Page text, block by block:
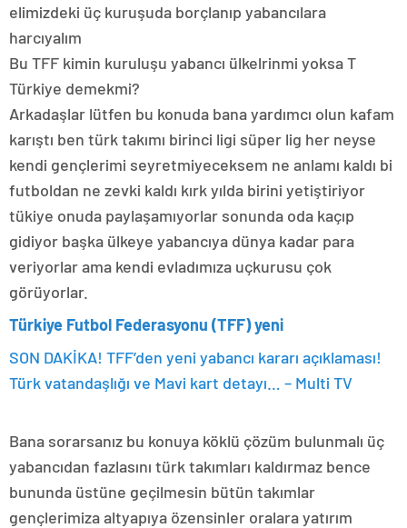
elimizdeki üç kuruşuda borçlanıp yabancılara
harcıyalım
Bu TFF kimin kuruluşu yabancı ülkelrinmi yoksa T
Türkiye demekmi?
Arkadaşlar lütfen bu konuda bana yardımcı olun kafam
karıştı ben türk takımı birinci ligi süper lig her neyse
kendi gençlerimi seyretmiyeceksem ne anlamı kaldı bi
futboldan ne zevki kaldı kırk yılda birini yetiştiriyor
tükiye onuda paylaşamıyorlar sonunda oda kaçıp
gidiyor başka ülkeye yabancıya dünya kadar para
veriyorlar ama kendi evladımıza uçkurusu çok
görüyorlar.
Türkiye Futbol Federasyonu (TFF) yeni
SON DAKİKA! TFF’den yeni yabancı kararı açıklaması!
Türk vatandaşlığı ve Mavi kart detayı… – Multi TV
Bana sorarsanız bu konuya köklü çözüm bulunmalı üç
yabancıdan fazlasını türk takımları kaldırmaz bence
bununda üstüne geçilmesin bütün takımlar
gençlerimiza altyapıya özensinler oralara yatırım